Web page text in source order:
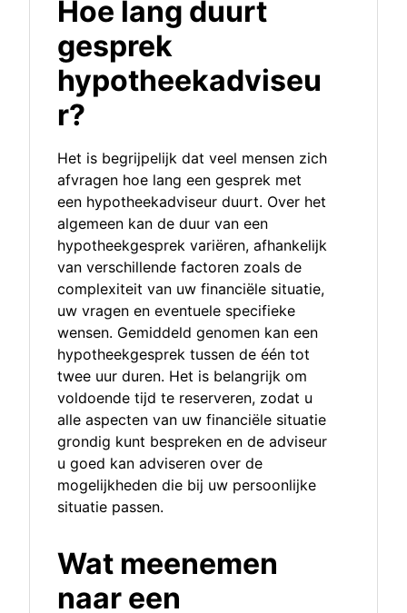
Hoe lang duurt
gesprek
hypotheekadviseu
r?
Het is begrijpelijk dat veel mensen zich
afvragen hoe lang een gesprek met
een hypotheekadviseur duurt. Over het
algemeen kan de duur van een
hypotheekgesprek variëren, afhankelijk
van verschillende factoren zoals de
complexiteit van uw financiële situatie,
uw vragen en eventuele specifieke
wensen. Gemiddeld genomen kan een
hypotheekgesprek tussen de één tot
twee uur duren. Het is belangrijk om
voldoende tijd te reserveren, zodat u
alle aspecten van uw financiële situatie
grondig kunt bespreken en de adviseur
u goed kan adviseren over de
mogelijkheden die bij uw persoonlijke
situatie passen.
Wat meenemen
naar een